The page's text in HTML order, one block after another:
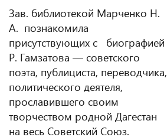
Зав. библиотекой Марченко Н.
А. познакомила
присутствующих с биографией
Р. Гамзатова — советского
поэта, публициста, переводчика,
политического деятеля,
прославившего своим
творчеством родной Дагестан
на весь Советский Союз.